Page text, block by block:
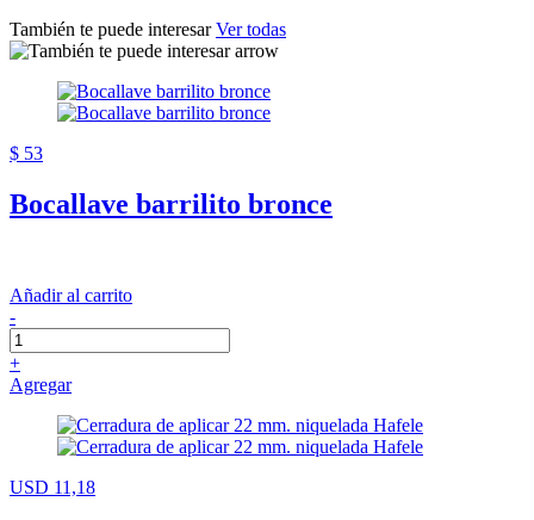
También te puede interesarVer todas
$ 53
Bocallave barrilito bronce
Añadir al carrito
-
+
Agregar
USD 11,18